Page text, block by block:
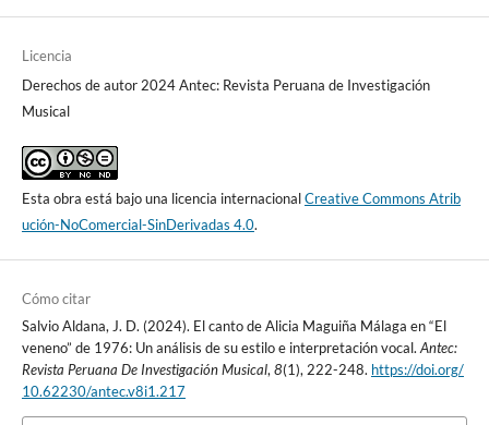
Licencia
Derechos de autor 2024 Antec: Revista Peruana de Investigación
Musical
Esta obra está bajo una licencia internacionalCreative Commons Atrib
ución-NoComercial-SinDerivadas 4.0.
Cómo citar
Salvio Aldana, J. D. (2024). El canto de Alicia Maguiña Málaga en “El
veneno” de 1976: Un análisis de su estilo e interpretación vocal. Antec:
Revista Peruana De Investigación Musical, 8(1), 222-248. https://doi.org/
10.62230/antec.v8i1.217